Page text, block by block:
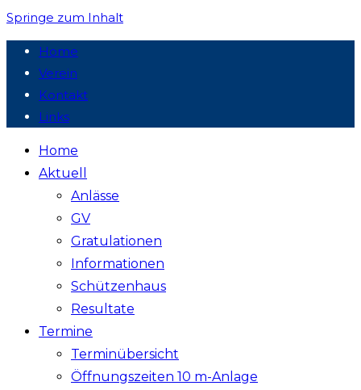
Springe zum Inhalt
Home
Verein
Kontakt
Links
Home
Aktuell
Anlässe
GV
Gratulationen
Informationen
Schützenhaus
Resultate
Termine
Terminübersicht
Öffnungszeiten 10 m-Anlage